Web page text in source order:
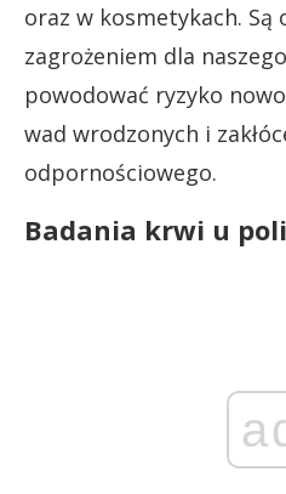
oraz w kosmetykach. Są
zagrożeniem dla
powodować ryzyko
wad wrodzonych i
odpornościowego.
Badania krwi u